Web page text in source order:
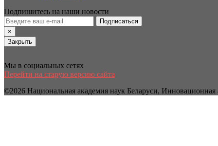
Подпишитесь на наши новости
Подписаться
×
Закрыть
Мы в социальных сетях
Перейти на старую версию сайта
©2026 Национальная академия наук Беларуси,